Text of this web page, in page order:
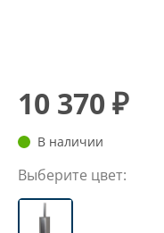
10 370 ₽
В наличии
Выберите цвет: